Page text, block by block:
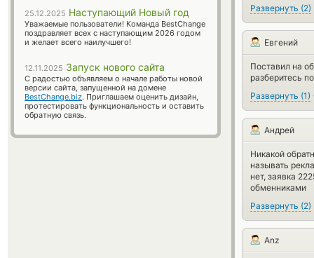
Развернуть (2)
Евгений
Поставил на
разберитесь
Развернуть (1)
Андрей
Никакой
называть
нет, заявка
обменниками
Развернуть (2)
Anz
25.12.2025 Наступающий Новый год
Уважаемые пользователи! Команда BestChange
поздравляет всех с наступающим 2026 годом
и желает всего наилучшего!
12.11.2025 Запуск нового сайта
С радостью объявляем о начале работы новой
версии сайта, запущенной на домене
BestChange.biz. Приглашаем оценить дизайн,
протестировать функциональность и оставить
обратную связь.